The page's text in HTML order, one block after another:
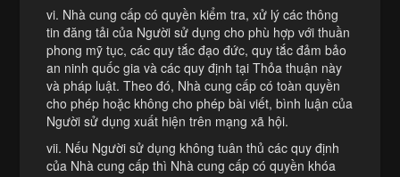
vi. Nhà cung cấp có quyền kiểm tra, xử lý các thông
tin đăng tải của Người sử dụng cho phù hợp với thuần
phong mỹ tục, các quy tắc đạo đức, quy tắc đảm bảo
an ninh quốc gia và các quy định tại Thỏa thuận này
và pháp luật. Theo đó, Nhà cung cấp có toàn quyền
cho phép hoặc không cho phép bài viết, bình luận của
Người sử dụng xuất hiện trên mạng xã hội.
vii. Nếu Người sử dụng không tuân thủ các quy định
của Nhà cung cấp thì Nhà cung cấp có quyền khóa